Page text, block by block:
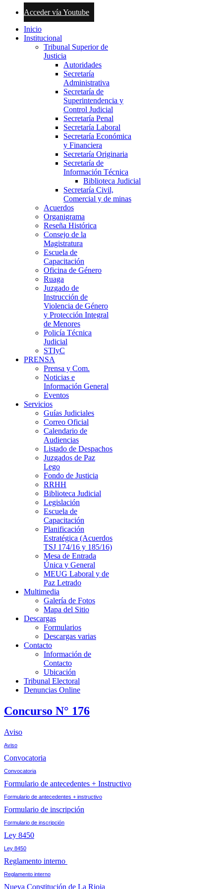
Acceder vía Youtube
Inicio
Institucional
Tribunal Superior de
Justicia
Autoridades
Secretaría
Administrativa
Secretaría de
Superintendencia y
Control Judicial
Secretaría Penal
Secretaría Laboral
Secretaría Económica
y Financiera
Secretaría Originaria
Secretaría de
Información Técnica
Biblioteca Judicial
Secretaría Civil,
Comercial y de minas
Acuerdos
Organigrama
Reseña Histórica
Consejo de la
Magistratura
Escuela de
Capacitación
Oficina de Género
Ruaga
Juzgado de
Instrucción de
Violencia de Género
y Protección Integral
de Menores
Policía Técnica
Judicial
STIyC
PRENSA
Prensa y Com.
Noticias e
Información General
Eventos
Servicios
Guías Judiciales
Correo Oficial
Calendario de
Audiencias
Listado de Despachos
Juzgados de Paz
Lego
Fondo de Justicia
RRHH
Biblioteca Judicial
Legislación
Escuela de
Capacitación
Planificación
Estratégica (Acuerdos
TSJ 174/16 y 185/16)
Mesa de Entrada
Única y General
MEUG Laboral y de
Paz Letrado
Multimedia
Galería de Fotos
Mapa del Sitio
Descargas
Formularios
Descargas varias
Contacto
Información de
Contacto
Ubicación
Tribunal Electoral
Denuncias Online
Concurso N° 176
Aviso
Aviso
Convocatoria
Convocatoria
Formulario de antecedentes + Instructivo
Formulario de antecedentes + instructivo
Formulario de inscripción
Formulario de inscripción
Ley 8450
Ley 8450
Reglamento interno
Reglamento interno
Nueva Constitución de La Rioja